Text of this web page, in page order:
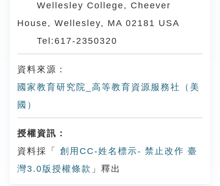
Wellesley College, Cheever
House, Wellesley, MA 02181 USA
Tel:617-2350320
資料來源：
國家教育研究院_高等教育資源服務社（美
國）
授權資訊：
資料採「
創用CC-姓名標示- 禁止改作 臺
灣3.0版授權條款 」釋出